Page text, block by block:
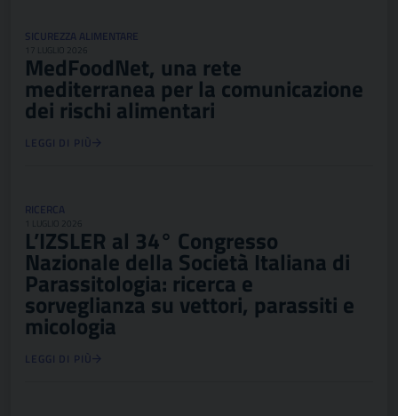
SICUREZZA ALIMENTARE
17 LUGLIO 2026
MedFoodNet, una rete
mediterranea per la comunicazione
dei rischi alimentari
LEGGI DI PIÙ
RICERCA
1 LUGLIO 2026
L’IZSLER al 34° Congresso
Nazionale della Società Italiana di
Parassitologia: ricerca e
sorveglianza su vettori, parassiti e
micologia
LEGGI DI PIÙ